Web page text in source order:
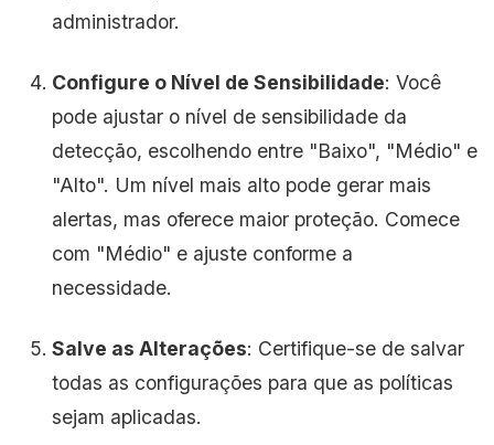
administrador.
Configure o Nível de Sensibilidade: Você
pode ajustar o nível de sensibilidade da
detecção, escolhendo entre "Baixo", "Médio" e
"Alto". Um nível mais alto pode gerar mais
alertas, mas oferece maior proteção. Comece
com "Médio" e ajuste conforme a
necessidade.
Salve as Alterações: Certifique-se de salvar
todas as configurações para que as políticas
sejam aplicadas.